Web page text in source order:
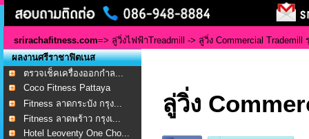
srirachafitness.com=> ลู่วิ่งไฟฟ้าTreadmill
-> ลู่วิ่ง Commercial Trademill
ผลงานศรีราชาฟิตเนส
ตรวจเช็คเครื่องออกกำล...
Coco Fitness Pattaya
Fitness ลาดกระบัง กรุง...
Fitness ลาดพร้าว กรุงเ...
Hotel Leoventy One Cho...
ลู่วิ่ง